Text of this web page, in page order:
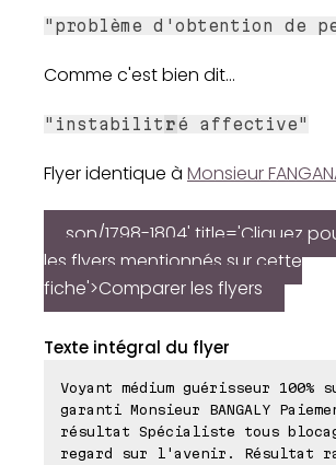
"problème d'obtention de
Comme c'est bien dit...
"instabilit ré affective"
Flyer identique à Monsieur
son/1798-1804' title='Cliquez
les flyers mentionnés sur cette
fiche'>Comparer les flyers
Texte intégral du flyer
Voyant médium guérisseur 100%
garanti Monsieur BANGALY
résultat Spécialiste tous
regard sur l'avenir. Résultat